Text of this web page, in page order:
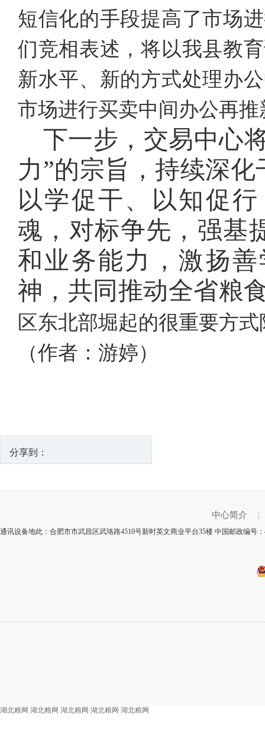
短信化的手段提高了市场
们竞相表述，将以我县教
新水平、新的方式处理办
市场进行买卖中间办公再推
下一步，交易中心
力”的宗旨，持续深
以学促干、以知促
魂，对标争先，强基
和业务能力，激扬
神， 共同推动全省粮
区东北部堀起的很重要方
（作者：游婷）
分享到：
中心简介
通讯设备地此：合肥市市武昌区武珞路4510号新时英文商业平台35楼 中国邮政编号
湖北粮网 湖北粮网 湖北粮网 湖北粮网 湖北粮网